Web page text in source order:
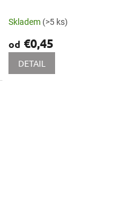
Skladem (>5 ks)
od €0,45
DETAIL